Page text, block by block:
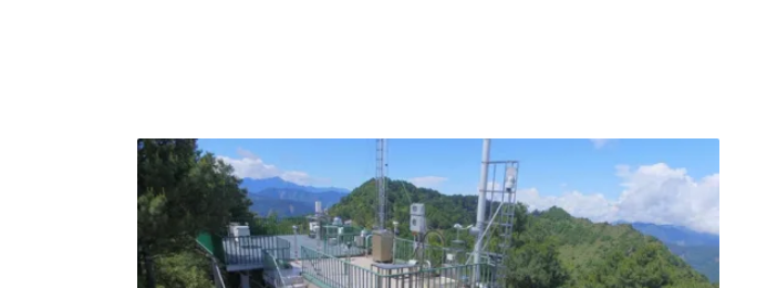
不能每次災害都靠志工，政府必須精進應對災後大量且具危害性之廢棄
物，故環境部發布《災害廢